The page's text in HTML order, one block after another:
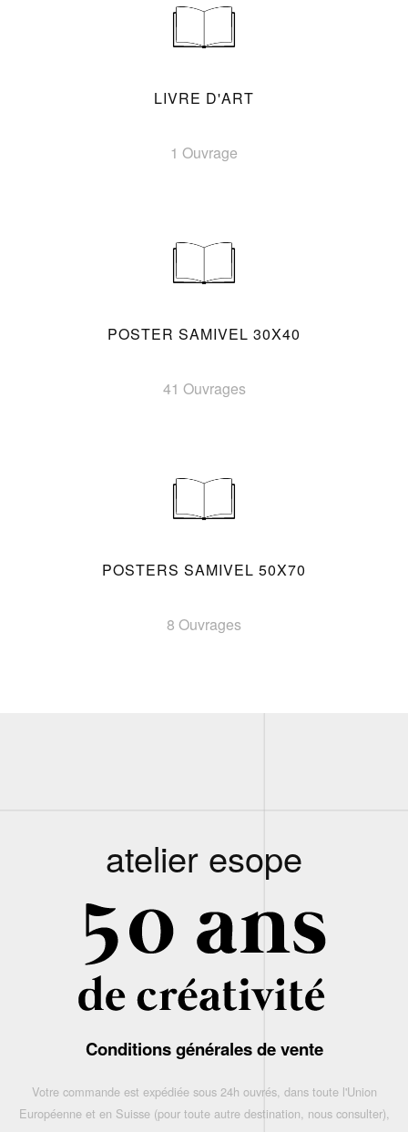
LIVRE D'ART
1 Ouvrage
POSTER SAMIVEL 30X40
41 Ouvrages
POSTERS SAMIVEL 50X70
8 Ouvrages
atelier esope
Conditions générales de vente
Votre commande est expédiée sous 24h ouvrés, dans toute l'Union
Européenne et en Suisse (pour toute autre destination, nous consulter),